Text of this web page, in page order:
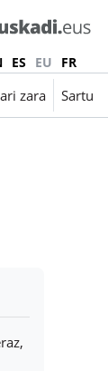
ES EU
FR
zara Sartu